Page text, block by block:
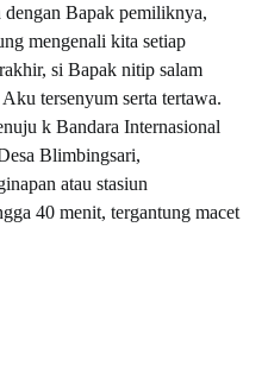
dengan Bapak pemiliknya,
mengenali kita setiap
si Bapak nitip salam
tersenyum serta tertawa.
k Bandara Internasional
Blimbingsari,
atau stasiun
40 menit, tergantung macet